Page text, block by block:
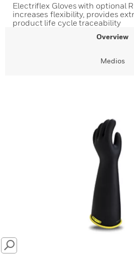
Electriflex Gloves with optional
increases flexibility, provides
product life cycle traceability
Overview
Medios
SEARCH